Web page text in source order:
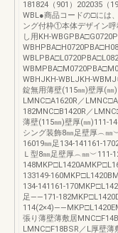
181824（901）202035（
WBL●商品コードの□には
ング付枠①本体デザイン呼
し用KH-
WBHJKH-WBLJKH-
錠無用薄壁(115㎜)壁厚(㎜
LMNC□A1620R／
182MNC□B1420R／
薄壁(115㎜)壁厚(㎜)111-
シング装飾8㎜足壁厚︵㎜
16019㎜足134-141161-
Ｌ型8㎜足壁厚︵㎜︶111-
133149-
134-141161-
足――171-
張り薄壁薄敷居
LMNC□F18BSR／L厚壁薄